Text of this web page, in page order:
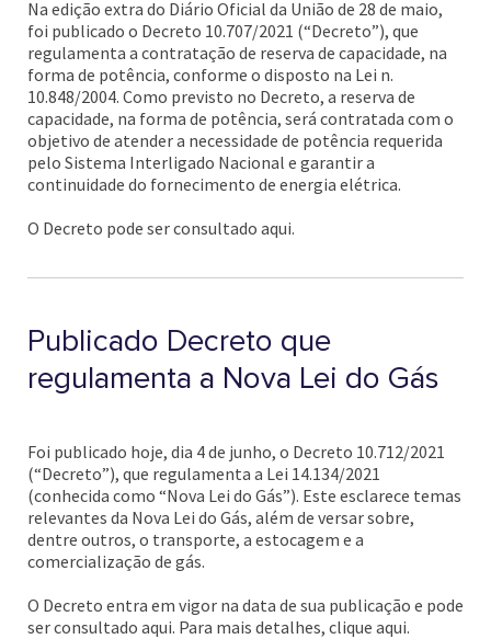
Na edição extra do Diário Oficial da União de 28 de maio,
foi publicado o Decreto 10.707/2021 (“Decreto”), que
regulamenta a contratação de reserva de capacidade, na
forma de potência, conforme o disposto na Lei n.
10.848/2004. Como previsto no Decreto, a reserva de
capacidade, na forma de potência, será contratada com o
objetivo de atender a necessidade de potência requerida
pelo Sistema Interligado Nacional e garantir a
continuidade do fornecimento de energia elétrica.
O Decreto pode ser consultado aqui.
Publicado Decreto que
regulamenta a Nova Lei do Gás
Foi publicado hoje, dia 4 de junho, o Decreto 10.712/2021
(“Decreto”), que regulamenta a Lei 14.134/2021
(conhecida como “Nova Lei do Gás”). Este esclarece temas
relevantes da Nova Lei do Gás, além de versar sobre,
dentre outros, o transporte, a estocagem e a
comercialização de gás.
O Decreto entra em vigor na data de sua publicação e pode
ser consultado aqui. Para mais detalhes, clique aqui.